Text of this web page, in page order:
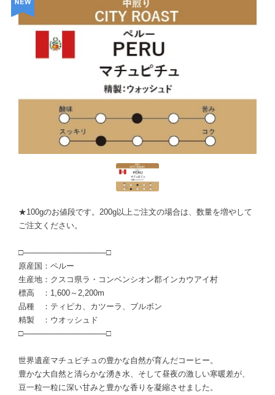
★100gのお値段です。200g以上ご注文の場合は、数量を増やして
ご注文ください。
□───────────────□
原産国：ペルー
生産地：クスコ県ラ・コンベンシオン郡インカウアイ村
標高 ：1,600～2,200m
品種 ：ティピカ、カツーラ、ブルボン
精製 ：ウオッシュド
□───────────────□
世界遺産マチュピチュの豊かな自然が育んだコーヒー。
豊かな大自然と清らかな湧き水、そして昼夜の激しい寒暖差が、
豆一粒一粒に深い甘みと豊かな香りを凝縮させました。